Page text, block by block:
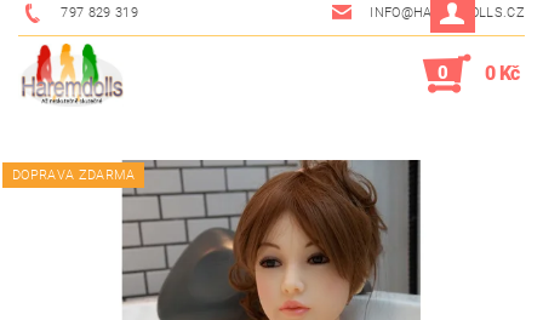
797 829 319 INFO@HAREMDOLLS.CZ
0 0 Kč
DOPRAVA ZDARMA